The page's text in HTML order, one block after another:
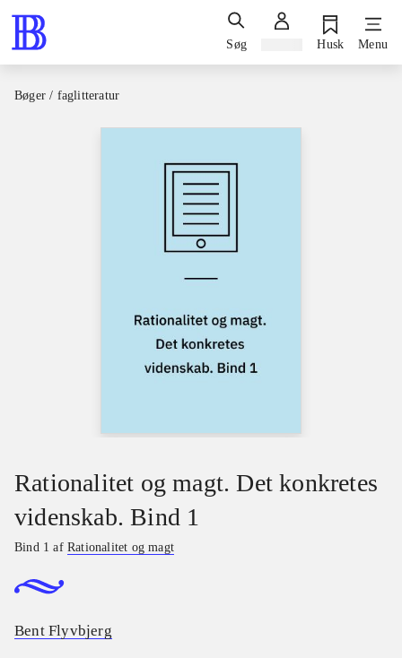
Søg Husk Menu
Bøger / faglitteratur
Rationalitet og magt. Det konkretes
videnskab. Bind 1
Bind 1 afRationalitet og magt
Bent Flyvbjerg